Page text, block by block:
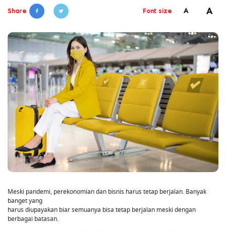
Share Font size A A
Meski pandemi, perekonomian dan bisnis harus tetap berjalan. Banyak
banget yang
harus diupayakan biar semuanya bisa tetap berjalan meski dengan
berbagai batasan.